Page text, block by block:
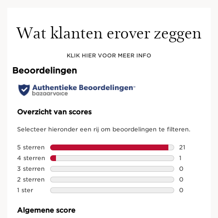
Wat klanten erover zeggen
KLIK HIER VOOR MEER INFO